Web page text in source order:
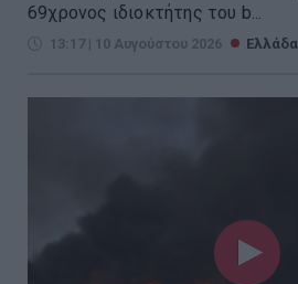
69χρονος ιδιοκτήτης του b...
13:17 | 10 Αυγούστου 2026 Ελλάδα